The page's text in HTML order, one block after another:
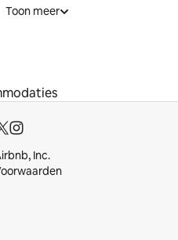
Toon meer
Inc.